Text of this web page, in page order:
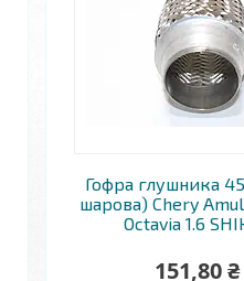
Гофра глушника
шарова) Chery
Octavia 1.6
151,80 ₴